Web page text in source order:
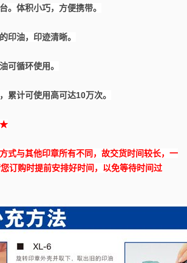
。体积小巧，方便携带。
印油，印迹清晰。
可循环使用。
累计可使用高可达10万次。
式与其他印章所有不同，故交货时间较长，一
订购时提前安排好时间，以免等待时间过